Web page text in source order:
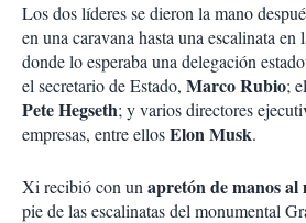
Los dos líderes se dieron la mano
en una caravana hasta una escalinata en
donde lo esperaba una delegación
el secretario de Estado, Marco Rubio;
Pete Hegseth; y varios directores
empresas, entre ellosElon Musk.
Xi recibió con unapretón de manos al
pie de las escalinatas del monumental